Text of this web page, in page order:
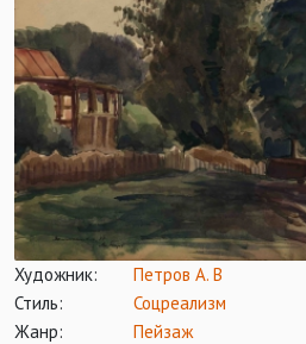
Художник:
Петров А. В
Стиль:
Соцреализм
Жанр:
Пейзаж